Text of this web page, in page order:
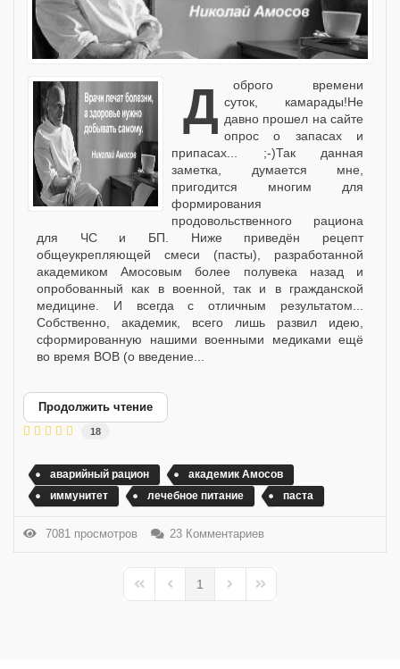
Доброго времени суток, камарады!Не
давно прошел на сайте
опрос о запасах и
припасах... ;-)Так данная
заметка, думается мне,
пригодится многим для
формирования
продовольственного рациона
для ЧС и БП. Ниже приведён рецепт
общеукрепляющей смеси (пасты), разработанной
академиком Амосовым более полувека назад и
опробованный как в военной, так и в гражданской
медицине. И всегда с отличным результатом...
Собственно, академик, всего лишь развил идею,
сформированную нашими военными медиками ещё
во время ВОВ (о введение...
Продолжить чтение
18
аварийный рацион
академик Амосов
иммунитет
лечебное питание паста
7081 просмотров 23 Комментариев
First PagePrevious Page
1
Next PageLast Page